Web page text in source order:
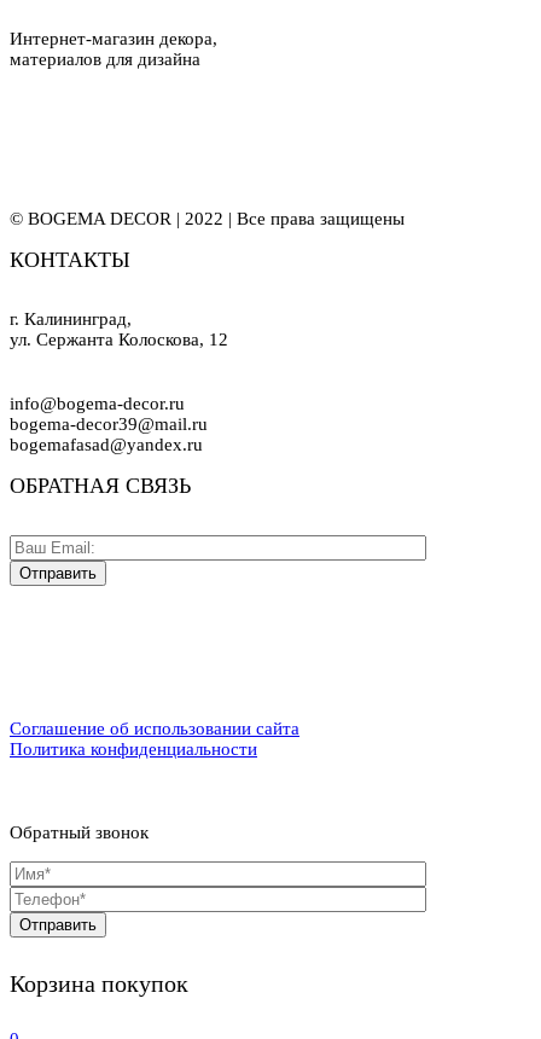
Интернет-магазин декора,
материалов для дизайна
© BOGEMA DECOR | 2022 | Все права защищены
КОНТАКТЫ
г. Калининград,
ул. Сержанта Колоскова, 12
info@bogema-decor.ru
bogema-decor39@mail.ru
bogemafasad@yandex.ru
ОБРАТНАЯ СВЯЗЬ
Соглашение об использовании сайта
Политика конфиденциальности
Обратный звонок
Корзина покупок